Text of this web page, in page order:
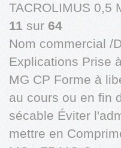
TACROLIMUS 0,5
11 sur 64
Nom commercial /
Explications Prise
MG CP Forme à
au cours ou en fin
sécable Éviter
mettre en